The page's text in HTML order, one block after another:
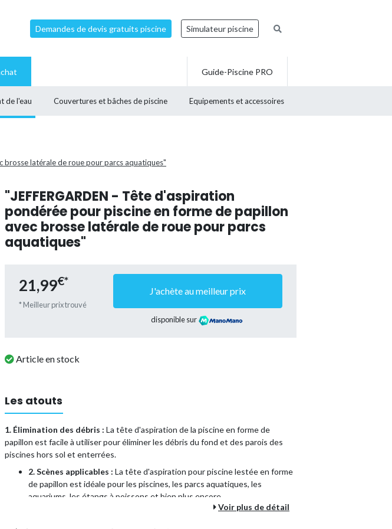
Demandes de devis gratuits piscine Simulateur piscine
de l'eau Couvertures et bâches de piscine Equipements et accessoires
Guide-Piscine PRO
brosse latérale de roue pour parcs aquatiques"
"JEFFERGARDEN - Tête d'aspiration
pondérée pour piscine en forme de papillon
avec brosse latérale de roue pour parcs
aquatiques"
21,99€*
* Meilleur prix trouvé
J'achète au meilleur prix
disponible sur
Article en stock
Les atouts
1. Élimination des débris : La tête d'aspiration de la piscine en forme de
papillon est facile à utiliser pour éliminer les débris du fond et des parois des
piscines hors sol et enterrées.
2. Scènes applicables : La tête d'aspiration pour piscine lestée en forme
de papillon est idéale pour les piscines, les parcs aquatiques, les
aquariums, les étangs à poissons et bien plus encore.
Fabriquée en matière plastique, sa finition
Voir plus de détail